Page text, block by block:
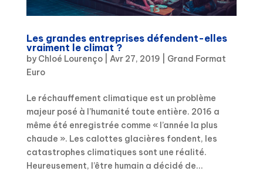
Les grandes entreprises défendent-elles
vraiment le climat ?
by Chloé Lourenço| Avr 27, 2019
Grand Format
Euro
Le réchauffement climatique est un problème
majeur posé à l’humanité toute entière. 2016 a
même été enregistrée comme « l’année la plus
chaude ». Les calottes glacières fondent, les
catastrophes climatiques sont une réalité.
Heureusement, l’être humain a décidé de...